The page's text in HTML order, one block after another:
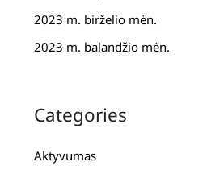
2023 m. birželio mėn.
2023 m. balandžio mėn.
Categories
Aktyvumas